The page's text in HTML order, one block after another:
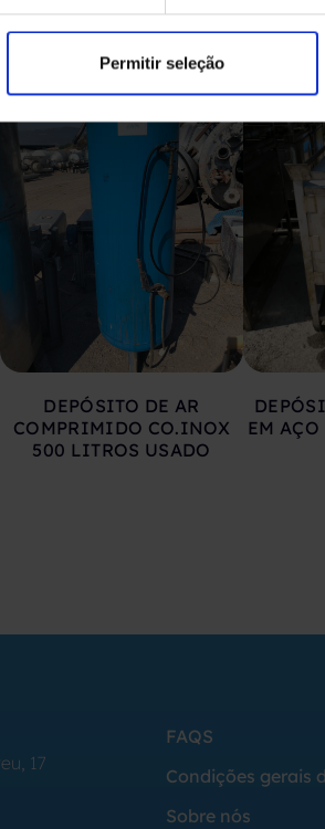
Permitir seleção
DEPÓSITO DE AR
COMPRIMIDO CO.INOX
500 LITROS USADO
EM
17
FAQS
Condições gerais
Sobre nós